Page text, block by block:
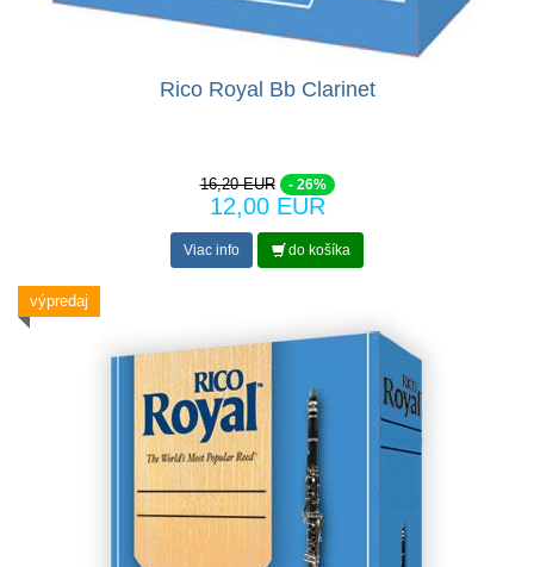
Rico Royal Bb Clarinet
16,20 EUR - 26%
12,00 EUR
Viac info do košíka
výpredaj